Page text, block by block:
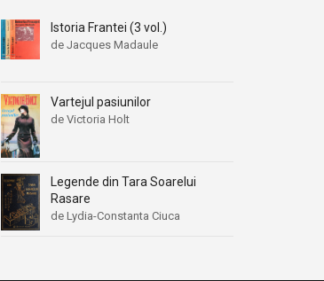
Istoria Frantei (3 vol.)
de Jacques Madaule
Vartejul pasiunilor
de Victoria Holt
Legende din Tara Soarelui
Rasare
de Lydia-Constanta Ciuca